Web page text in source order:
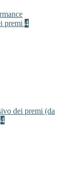
premi 4
dei premi (da
4